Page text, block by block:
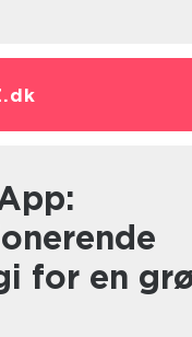
dk
for en